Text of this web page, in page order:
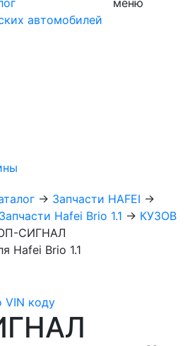
автомобилей
→ Запчасти HAFEI →
Запчасти Hafei Brio 1.1 → КУЗОВ
СИГНАЛ
Brio 1.1